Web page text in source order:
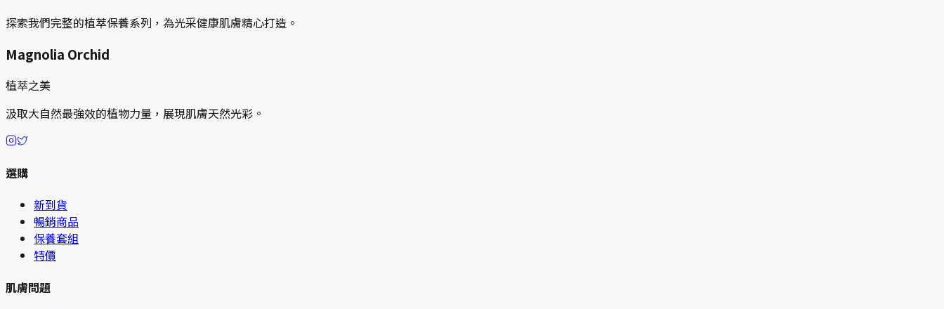
探索我們完整的植萃保養系列，為光采健康肌膚精心打造。
Magnolia Orchid
植萃之美
汲取大自然最強效的植物力量，展現肌膚天然光彩。
選購
新到貨
暢銷商品
保養套組
特價
肌膚問題